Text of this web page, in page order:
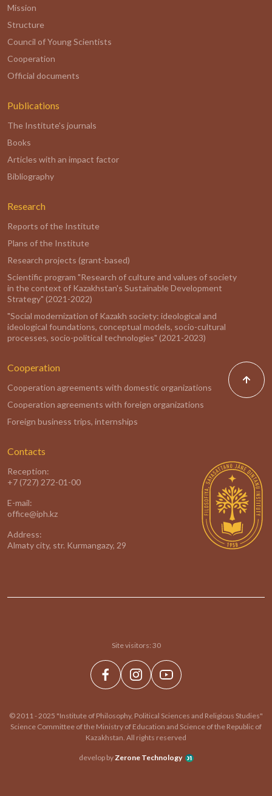
Mission
Structure
Council of Young Scientists
Cooperation
Official documents
Publications
The Institute's journals
Books
Articles with an impact factor
Bibliography
Research
Reports of the Institute
Plans of the Institute
Research projects (grant-based)
Scientific program "Research of culture and values of society
in the context of Kazakhstan's Sustainable Development
Strategy" (2021-2022)
"Social modernization of Kazakh society: ideological and
ideological foundations, conceptual models, socio-cultural
processes, socio-political technologies" (2021-2023)
Cooperation
Cooperation agreements with domestic organizations
Cooperation agreements with foreign organizations
Foreign business trips, internships
Contacts
Reception:
+7 (727) 272-01-00
E-mail:
office@iph.kz
Address:
Almaty city, str. Kurmangazy, 29
Site visitors: 30
© 2011 - 2025 "Institute of Philosophy, Political Sciences and Religious Studies"
Science Committee of the Ministry of Education and Science of the Republic of
Kazakhstan. All rights reserved
develop byZerone Technology